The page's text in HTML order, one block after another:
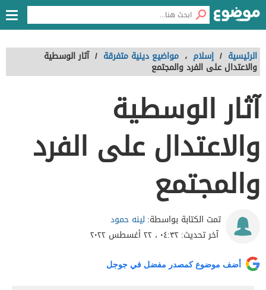
الرئيسية / إسلام ، مواضيع دينية متفرقة / آثار الوسطية
والاعتدال على الفرد والمجتمع
آثار الوسطية
والاعتدال على الفرد
والمجتمع
تمت الكتابة بواسطة: لينه حمود
آخر تحديث:٠٤:٣٢ ، ٢٢ أغسطس ٢٠٢٢
أضف موضوع كمصدر مفضل في جوجل